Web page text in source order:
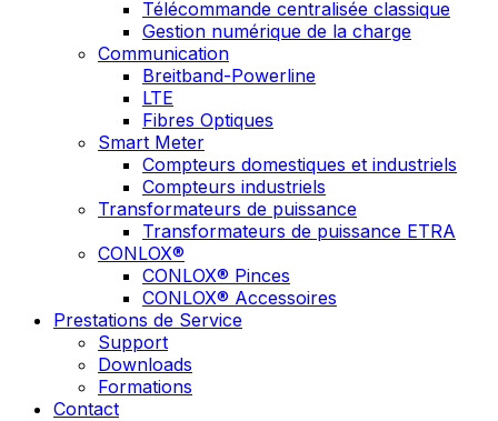
Télécommande centralisée classique
Gestion numérique de la charge
Communication
Breitband-Powerline
LTE
Fibres Optiques
Smart Meter
Compteurs domestiques et industriels
Compteurs industriels
Transformateurs de puissance
Transformateurs de puissance ETRA
CONLOX®
CONLOX® Pinces
CONLOX® Accessoires
Prestations de Service
Support
Downloads
Formations
Contact